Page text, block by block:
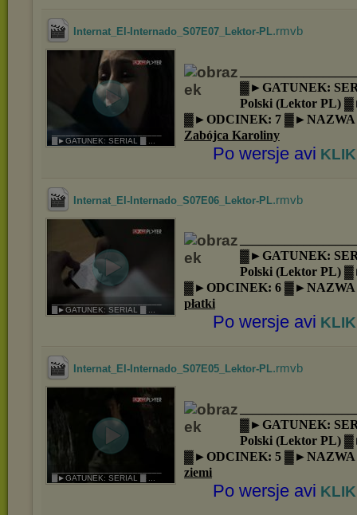
Internat_El-Internado_S07E07_Lektor-PL.rmvb
▓►GATUNEK: SERIAL ▓ ...
▓►GATUNEK:
Polski (Lektor PL)
▓►ODCINEK: 7 ▓►NAZWA
Zabójca Karoliny
Po wersje avi
Internat_El-Internado_S07E06_Lektor-PL.rmvb
▓►GATUNEK: SERIAL ▓ ...
▓►GATUNEK:
Polski (Lektor PL)
▓►ODCINEK: 6
płatki
Po wersje avi
Internat_El-Internado_S07E05_Lektor-PL.rmvb
▓►GATUNEK: SERIAL ▓ ...
▓►GATUNEK:
Polski (Lektor PL)
▓►ODCINEK: 5
ziemi
Po wersje avi